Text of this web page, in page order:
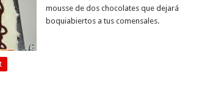
mousse de dos chocolates que dejará
boquiabiertos a tus comensales.